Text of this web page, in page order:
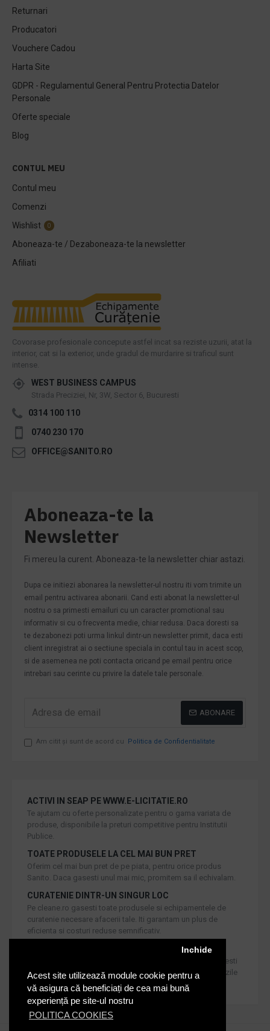
Acest site utilizează module cookie pentru a
vă asigura că beneficiați de cea mai bună
experiență pe site-ul nostru
POLITICA COOKIES
Inchide
Returnari
Producatori
Vouchere Cadou
Harta Site
GDPR - Regulamentul General Pentru Protectia Datelor
Personale
Oferte speciale
Blog
CONTUL MEU
Contul meu
Comenzi
Wishlist
0
Aboneaza-te / Dezaboneaza-te la newsletter
Afiliati
Covorase profesionale concepute astfel incat sa reziste uzurii, atat la
interior, cat si la exterior, unde gradul de murdarire si traficul sunt
intense.
WEST BUSINESS CAMPUS
Strada Preciziei, Nr, 3W, Sector 6, Bucuresti
0314 100 110
0740 230 170
OFFICE@SANITO.RO
Aboneaza-te la
Newsletter
Fi mereu la curent. Aboneaza-te la newsletter chiar astazi.
Dupa ce initiezi abonarea la newsletter-ul nostru iti vom trimite un
email pentru activarea abonarii. Cand esti abonat la newsletter-ul
nostru o sa primesti emailuri cu un caracter promotional sau
informativ si cu o frecventa medie, chiar redusa. Daca doresti sa
te dezabonezi poti urma linkul dintr-un newsletter primit, daca esti
client inregistrat ai o sectiune speciala in contul tau in acest scop,
si de asemenea ne poti contacta oricand pe email pentru orice
intrebari sau cerinte cu privire la datele tale personale.
ABONARE
Am citit şi sunt de acord cu Politica de Confidentialitate
ACTIVI IN SEAP PE WWW.E-LICITATIE.RO
Te ajutam cu oferte personalizate pentru o gama variata de
produse, disponibile la preturi competitive pentru Institutii
Publice.
TOATE PRODUSELE LA CEL MAI BUN PRET
Oferim cel mai bun pret de pe piata, pentru orice produs
Sanito. Daca gasesti unul mai mic, promitem sa il echivalam.
CURATENIE DINTR-UN SINGUR LOC
Pe cleane.ro gasesti toate produsele si echipamentele de
curatenie necesare afacerii tale. Iti garantam un plus de
eficienta si costuri reduse semnificativ.
Iti oferim produse de cea mai inalta calitate, dar daca doresti
inlocuirea sau returnarea lor, noi asiguram returul in 30 de zile
de la achizitie catre consumatori.